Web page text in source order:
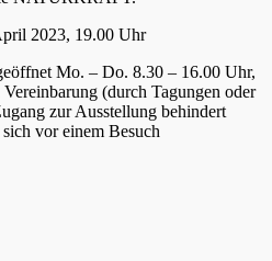
2023, 19.00 Uhr
Mo. – Do. 8.30 – 16.00 Uhr,
(durch Tagungen oder
zur Ausstellung behindert
vor einem Besuch